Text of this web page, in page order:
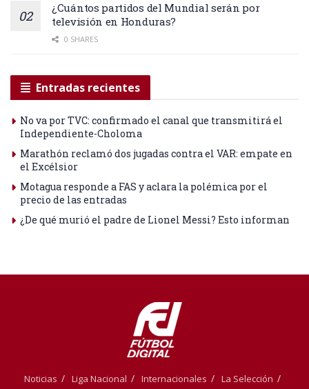
¿Cuántos partidos del Mundial serán por
televisión en Honduras?
0 SHARES
Entradas recientes
No va por TVC: confirmado el canal que transmitirá el
Independiente-Choloma
Marathón reclamó dos jugadas contra el VAR: empate en
el Excélsior
Motagua responde a FAS y aclara la polémica por el
precio de las entradas
¿De qué murió el padre de Lionel Messi? Esto informan
Noticias Liga Nacional Internacionales
La Selección